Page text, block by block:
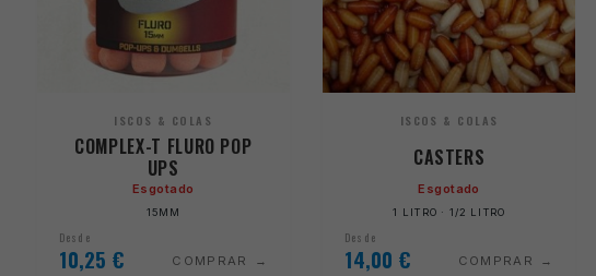
ISCOS & COLAS
COMPLEX-T FLURO POP
UPS
Esgotado
15MM
Desde
10,25 € COMPRAR
ISCOS & COLAS
CASTERS
Esgotado
1 LITRO · 1/2 LITRO
Desde
14,00 € COMPRAR